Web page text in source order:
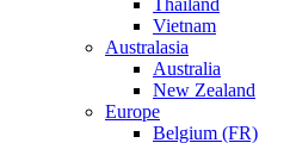
Thailand
Vietnam
Australasia
Australia
New Zealand
Europe
Belgium (FR)